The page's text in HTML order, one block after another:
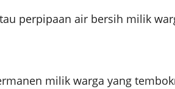
perpipaan air bersih milik
milik warga yang